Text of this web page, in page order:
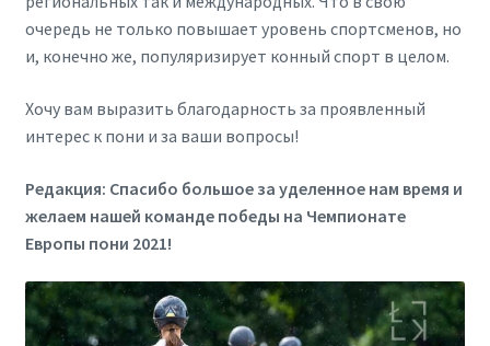
очередь не только повышает уровень спортсменов, но
и, конечно же, популяризирует конный спорт в целом.
Хочу вам выразить благодарность за проявленный
интерес к пони и за ваши вопросы!
Редакция: Спасибо большое за уделенное нам время и
желаем нашей команде победы на Чемпионате
Европы пони 2021!